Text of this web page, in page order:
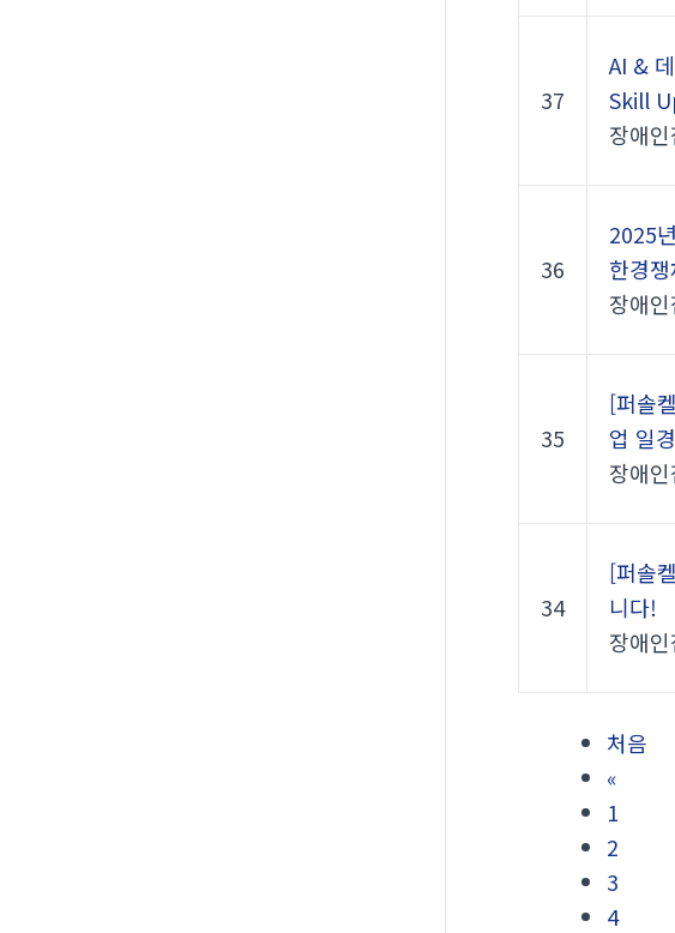
37
AI &
Skill
장애
36
2025
한경
장애
35
[퍼솔
업 일
장애
34
[퍼솔
니다!
장애
처음
«
1
2
3
4